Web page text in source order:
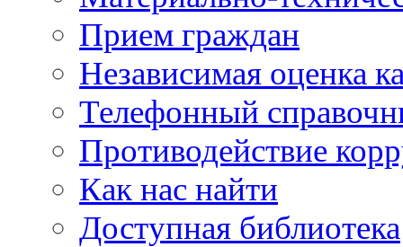
Прием граждан
Независимая оценка
Телефонный
Противодействие
Как нас найти
Доступная библиотека